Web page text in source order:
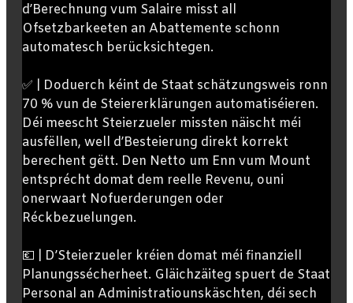
d’Berechnung vum Salaire misst all
Ofsetzbarkeeten an Abattemente schonn
automatesch berücksichtegen.
✅ | Doduerch kéint de Staat schätzungsweis ronn
70 % vun de Steiererklärungen automatiséieren.
Déi meescht Steierzueler missten näischt méi
ausfëllen, well d’Besteierung direkt korrekt
berechent gëtt. Den Netto um Enn vum Mount
entsprécht domat dem reelle Revenu, ouni
onerwaart Nofuerderungen oder
Réckbezuelungen.
💶 | D’Steierzueler kréien domat méi finanziell
Planungssécherheet. Gläichzäiteg spuert de Staat
Personal an Administratiounskäschten, déi sech